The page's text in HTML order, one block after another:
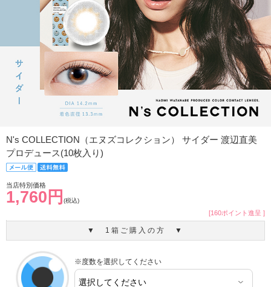
N's COLLECTION（エヌズコレクション） サイダー 渡辺直美
プロデュース(10枚入り)
当店特別価格
1,760円 (税込)
[160ポイント進呈 ]
▼ 1箱ご購入の方 ▼
※度数を選択してください